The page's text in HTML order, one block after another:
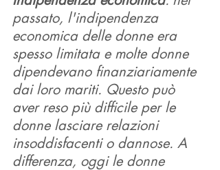
passato, l'indipendenza
economica delle donne era
spesso limitata e molte donne
dipendevano finanziariamente
dai loro mariti. Questo può
aver reso più difficile per le
donne lasciare relazioni
insoddisfacenti o dannose. A
differenza, oggi le donne